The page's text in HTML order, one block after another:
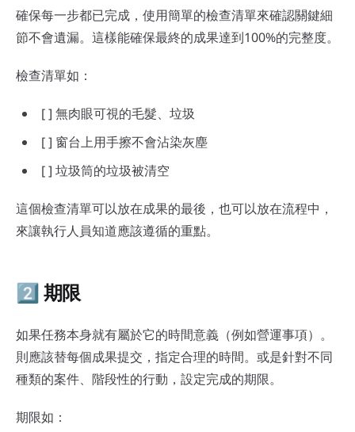
確保每一步都已完成，使用簡單的檢查清單來確認關鍵細
節不會遺漏。這樣能確保最終的成果達到100%的完整度。
檢查清單如：
[ ] 無肉眼可視的毛髮、垃圾
[ ] 窗台上用手擦不會沾染灰塵
[ ] 垃圾筒的垃圾被清空
這個檢查清單可以放在成果的最後，也可以放在流程中，
來讓執行人員知道應該遵循的重點。
2️⃣ 期限
如果任務本身就有屬於它的時間意義（例如營運事項）。
則應該替每個成果提交，指定合理的時間。或是針對不同
種類的案件、階段性的行動，設定完成的期限。
期限如：